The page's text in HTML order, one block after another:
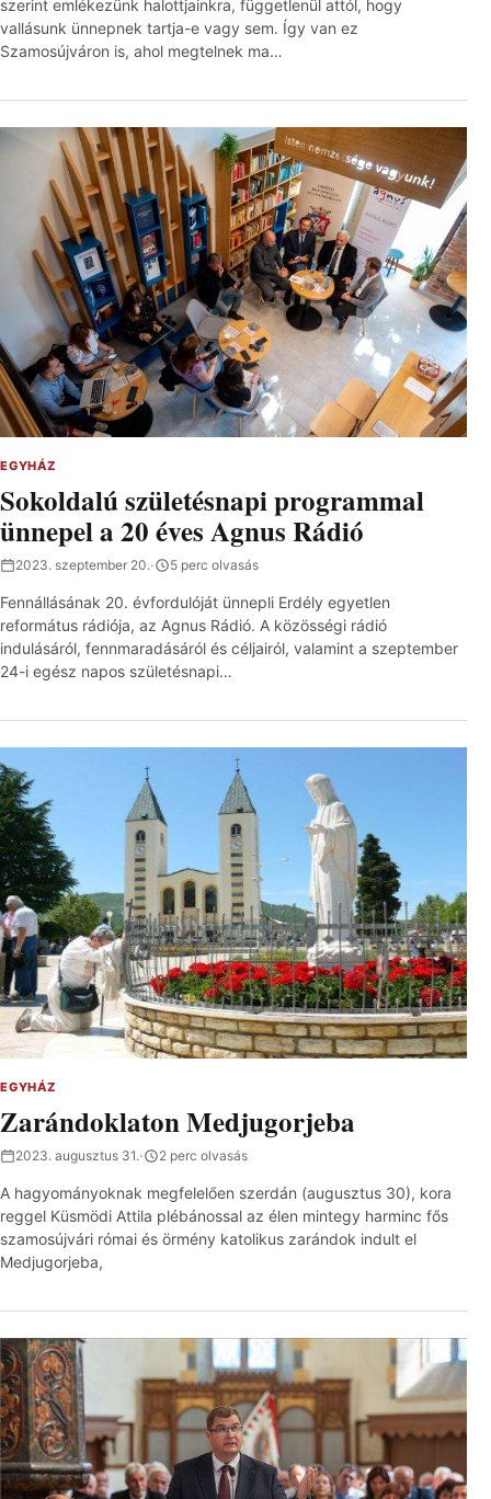
szerint emlékezünk halottjainkra, függetlenül attól, hogy
vallásunk ünnepnek tartja-e vagy sem. Így van ez
Szamosújváron is, ahol megtelnek ma…
EGYHÁZ
Sokoldalú születésnapi programmal
ünnepel a 20 éves Agnus Rádió
2023. szeptember 20.· 5 perc olvasás
Fennállásának 20. évfordulóját ünnepli Erdély egyetlen
református rádiója, az Agnus Rádió. A közösségi rádió
indulásáról, fennmaradásáról és céljairól, valamint a szeptember
24-i egész napos születésnapi…
EGYHÁZ
Zarándoklaton Medjugorjeba
2023. augusztus 31.· 2 perc olvasás
A hagyományoknak megfelelően szerdán (augusztus 30), kora
reggel Küsmödi Attila plébánossal az élen mintegy harminc fős
szamosújvári római és örmény katolikus zarándok indult el
Medjugorjeba,